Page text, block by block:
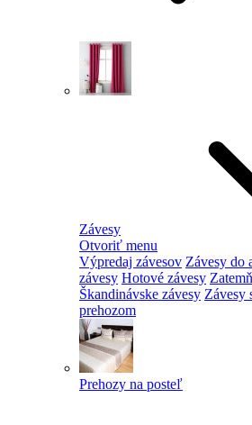
Závesy
Otvoriť menu
Výpredaj závesov Závesy do
závesy Hotové závesy
Škandinávske závesy Závesy
prehozom
Prehozy na posteľ